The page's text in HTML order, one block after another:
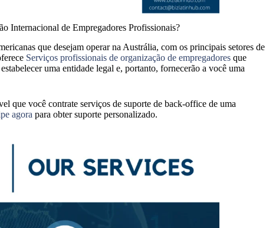
Internacional de Empregadores Profissionais?
que desejam operar na Austrália, com os principais setores de
Serviços profissionais de organização de empregadores que
uma entidade legal e, portanto, fornecerão a você uma
que você contrate serviços de suporte de back-office de uma
agora para obter suporte personalizado.